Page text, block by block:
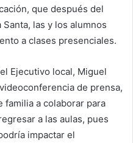
que después del
las y los alumnos
a clases presenciales.
Ejecutivo local, Miguel
de prensa,
familia a colaborar para
a las aulas, pues
impactar el